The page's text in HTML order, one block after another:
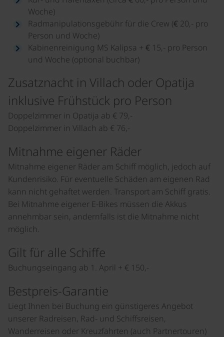
Woche)
Radmanipulationsgebühr für die Crew (€ 20,- pro
Person und Woche)
Kabinenreinigung MS Kalipsa + € 15,- pro Person
und Woche (optional buchbar)
Zusatznacht in Villach oder Opatija
inklusive Frühstück pro Person
Doppelzimmer in Opatija ab € 79,-
Doppelzimmer in Villach ab € 76,-
Mitnahme eigener Räder
Mitnahme eigener Räder am Schiff möglich, jedoch auf
Kundenrisiko. Für eventuelle Schäden am eigenen Rad
kann nicht gehaftet werden. Transport am Schiff gratis.
Bei Mitnahme eigener E-Bikes müssen die Akkus
annehmbar sein, andernfalls ist die Mitnahme nicht
möglich.
Gilt für alle Schiffe
Buchungseingang ab 1. April + € 150,-
Bestpreis-Garantie
Liegt Ihnen bei Buchung ein günstigeres Angebot
unserer Radreisen, Rad- und Schiffsreisen,
Wanderreisen oder Kreuzfahrten (auch Partnertouren)